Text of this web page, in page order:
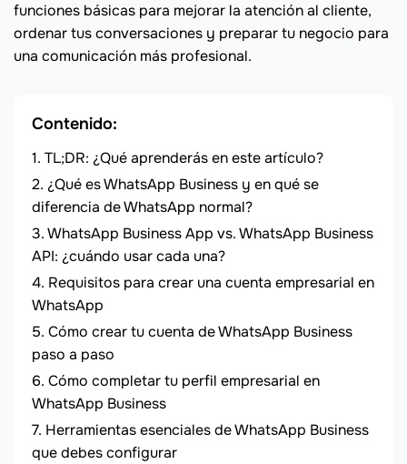
funciones básicas para mejorar la atención al cliente,
ordenar tus conversaciones y preparar tu negocio para
una comunicación más profesional.
Contenido:
TL;DR: ¿Qué aprenderás en este artículo?
¿Qué es WhatsApp Business y en qué se
diferencia de WhatsApp normal?
WhatsApp Business App vs. WhatsApp Business
API: ¿cuándo usar cada una?
Requisitos para crear una cuenta empresarial en
WhatsApp
Cómo crear tu cuenta de WhatsApp Business
paso a paso
Cómo completar tu perfil empresarial en
WhatsApp Business
Herramientas esenciales de WhatsApp Business
que debes configurar